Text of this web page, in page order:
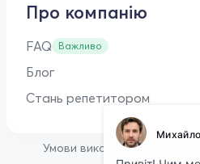
Про компанію
FAQ Важливо
Блог
Стань репетитором
Умови використання